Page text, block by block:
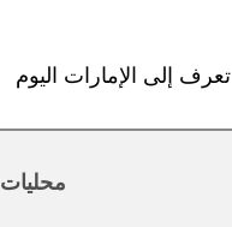
تعرف إلى الإمارات اليوم
محليات